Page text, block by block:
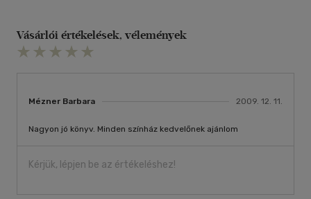
Vásárlói értékelések, vélemények
Mézner Barbara 2009. 12. 11.
Nagyon jó könyv. Minden színház kedvelőnek ajánlom
Kérjük, lépjen be az értékeléshez!